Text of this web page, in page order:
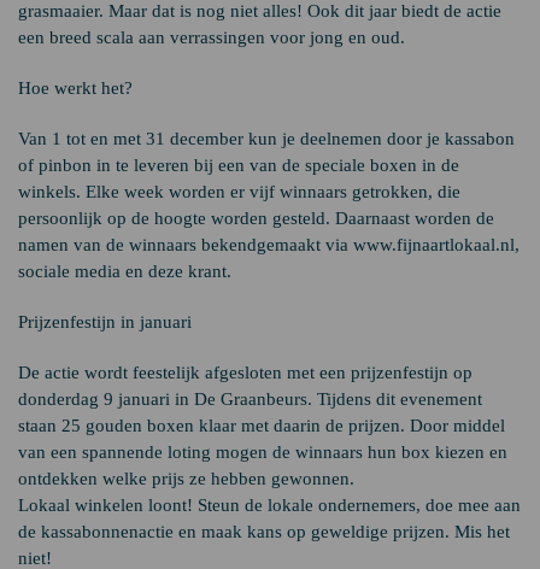
grasmaaier. Maar dat is nog niet alles! Ook dit jaar biedt de actie
een breed scala aan verrassingen voor jong en oud.
Hoe werkt het?
Van 1 tot en met 31 december kun je deelnemen door je kassabon
of pinbon in te leveren bij een van de speciale boxen in de
winkels. Elke week worden er vijf winnaars getrokken, die
persoonlijk op de hoogte worden gesteld. Daarnaast worden de
namen van de winnaars bekendgemaakt via www.fijnaartlokaal.nl,
sociale media en deze krant.
Prijzenfestijn in januari
De actie wordt feestelijk afgesloten met een prijzenfestijn op
donderdag 9 januari in De Graanbeurs. Tijdens dit evenement
staan 25 gouden boxen klaar met daarin de prijzen. Door middel
van een spannende loting mogen de winnaars hun box kiezen en
ontdekken welke prijs ze hebben gewonnen.
Lokaal winkelen loont! Steun de lokale ondernemers, doe mee aan
de kassabonnenactie en maak kans op geweldige prijzen. Mis het
niet!